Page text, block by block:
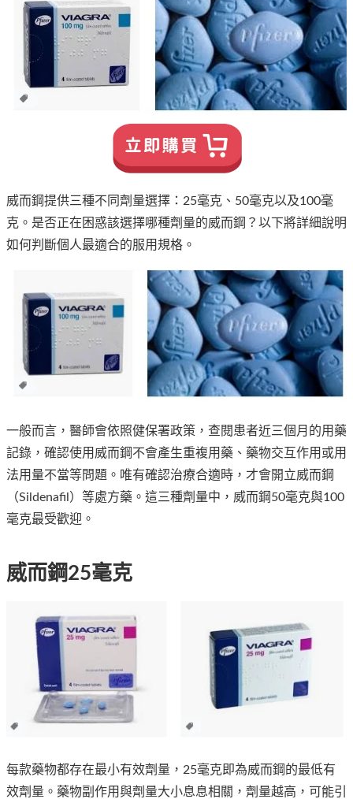
威而鋼提供三種不同劑量選擇：25毫克、50毫克以及100毫
克。是否正在困惑該選擇哪種劑量的威而鋼？以下將詳細說明
如何判斷個人最適合的服用規格。
一般而言，醫師會依照健保署政策，查閱患者近三個月的用藥
記錄，確認使用威而鋼不會產生重複用藥、藥物交互作用或用
法用量不當等問題。唯有確認治療合適時，才會開立威而鋼
（Sildenafil）等處方藥。這三種劑量中， 威而鋼50毫克與100
毫克最受歡迎 。
威而鋼25毫克
每款藥物都存在最小有效劑量，25毫克即為威而鋼的最低有
效劑量。藥物副作用與劑量大小息息相關，劑量越高，可能引